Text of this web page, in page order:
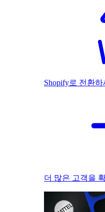
Shopify로 전환하
더 많은 고객을